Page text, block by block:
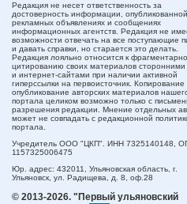
Редакция не несет ответственность за
достоверность информации,
рекламных объявлениях и сообщениях
информационных агентств. Редакция не
возможности отвечать на все поступающие
и давать справки, но старается это делать.
Редакция лояльно относится к
цитированию своих материалов
и интернет-сайтами при наличии активной
гиперссылки на первоисточник. Копирование
опубликование авторских материалов
портала целиком возможно только с
разрешения редакции. Мнение отдельных
может не совпадать с редакционной
портала.
Учредитель ООО "ЦКП". ИНН 7325140148,
1157325006475
Юр. адрес: 432011, Ульяновская область, г.
Ульяновск, ул. Радищева, д. 8, оф.28
© 2013-2026. "Первый ульяновский